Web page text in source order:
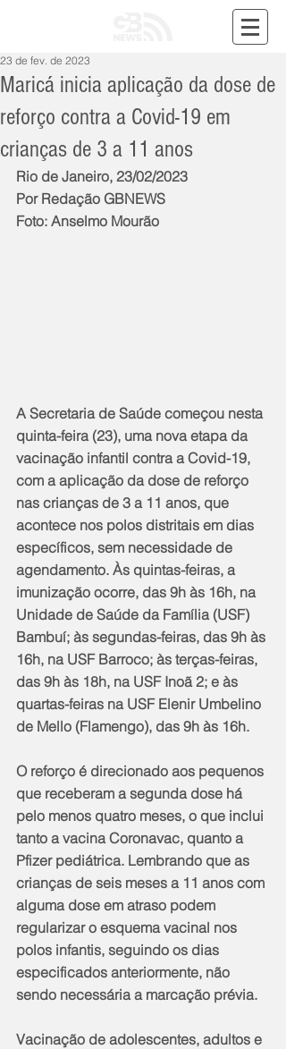
Maricá inicia aplicação da dose de
reforço contra a Covid-19 em
crianças de 3 a 11 anos
23 de fev. de 2023
Rio de Janeiro, 23/02/2023
Por Redação GBNEWS
Foto: Anselmo Mourão
A Secretaria de Saúde começou nesta
quinta-feira (23), uma nova etapa da
vacinação infantil contra a Covid-19,
com a aplicação da dose de reforço
nas crianças de 3 a 11 anos, que
acontece nos polos distritais em dias
específicos, sem necessidade de
agendamento. Às quintas-feiras, a
imunização ocorre, das 9h às 16h, na
Unidade de Saúde da Família (USF)
Bambuí; às segundas-feiras, das 9h às
16h, na USF Barroco; às terças-feiras,
das 9h às 18h, na USF Inoã 2; e às
quartas-feiras na USF Elenir Umbelino
de Mello (Flamengo), das 9h às 16h.
O reforço é direcionado aos pequenos
que receberam a segunda dose há
pelo menos quatro meses, o que inclui
tanto a vacina Coronavac, quanto a
Pfizer pediátrica. Lembrando que as
crianças de seis meses a 11 anos com
alguma dose em atraso podem
regularizar o esquema vacinal nos
polos infantis, seguindo os dias
especificados anteriormente, não
sendo necessária a marcação prévia.
Vacinação de adolescentes, adultos e